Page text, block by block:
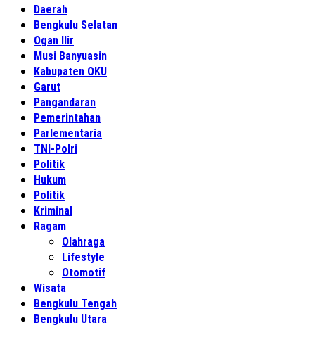
Daerah
Bengkulu Selatan
Ogan Ilir
Musi Banyuasin
Kabupaten OKU
Garut
Pangandaran
Pemerintahan
Parlementaria
TNI-Polri
Politik
Hukum
Politik
Kriminal
Ragam
Olahraga
Lifestyle
Otomotif
Wisata
Bengkulu Tengah
Bengkulu Utara